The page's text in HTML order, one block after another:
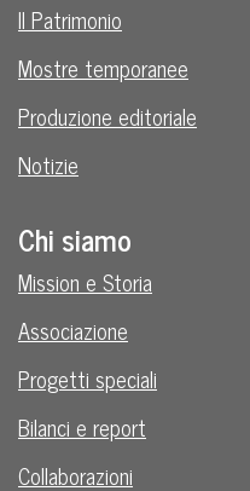
Il Patrimonio
Mostre temporanee
Produzione editoriale
Notizie
Chi siamo
Mission e Storia
Associazione
Progetti speciali
Bilanci e report
Collaborazioni